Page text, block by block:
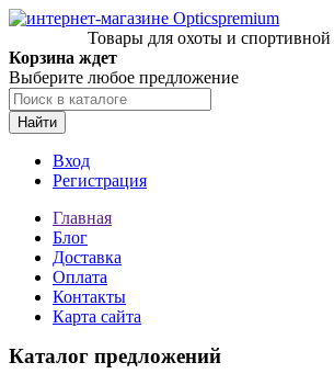
Товары для охоты и спортивной
Корзина ждет
Выберите любое предложение
Найти
Вход
Регистрация
Главная
Блог
Доставка
Оплата
Контакты
Карта сайта
Каталог предложений